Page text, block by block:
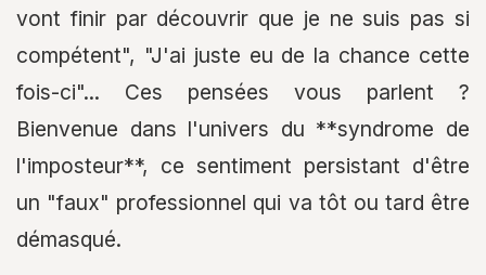
vont finir par découvrir que je ne suis pas si
compétent", "J'ai juste eu de la chance cette
fois-ci"... Ces pensées vous parlent ?
Bienvenue dans l'univers du **syndrome de
l'imposteur**, ce sentiment persistant d'être
un "faux" professionnel qui va tôt ou tard être
démasqué.